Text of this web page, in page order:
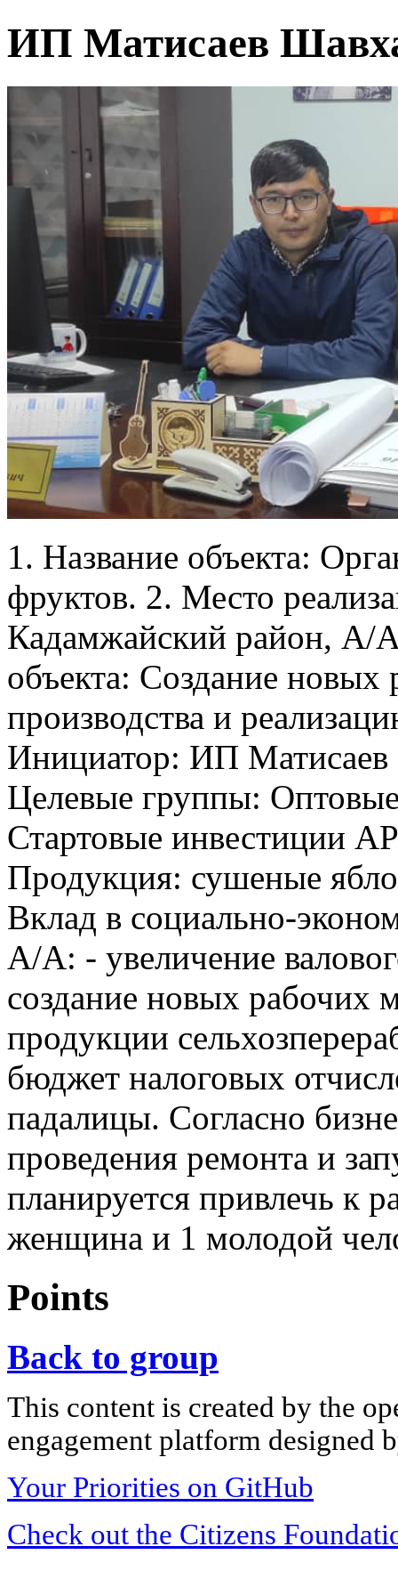
ИП Матисаев
1. Название объекта:
фруктов. 2. Место
Кадамжайский район, А/
объекта: Создание новых
производства и
Инициатор: ИП Матисаев
Целевые группы:
Стартовые инвестиции
Продукция: сушеные
Вклад в социально-
А/А: - увеличение
создание новых рабочих
продукции
бюджет налоговых
падалицы. Согласно
проведения ремонта и
планируется привлечь к
женщина и 1 молодой
Points
Back to group
This content is created by the
engagement platform designed
Your Priorities on GitHub
Check out the Citizens